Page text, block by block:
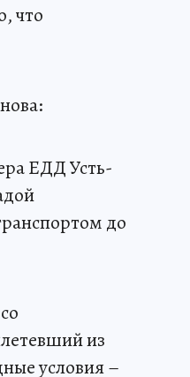
что
ЕДД Усть-
до
из
условия –